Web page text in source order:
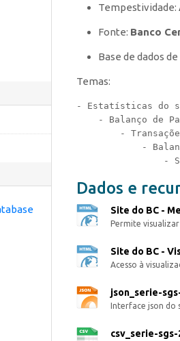
Tempestividade:
Fonte: Banco
Base de dados
Temas:
- Estatísticas do
- Balanço de
-
-
Dados e
Site do BC -
Permite
Site do BC -
Acesso à
json_serie-
Interface json do
csv_serie-sgs-